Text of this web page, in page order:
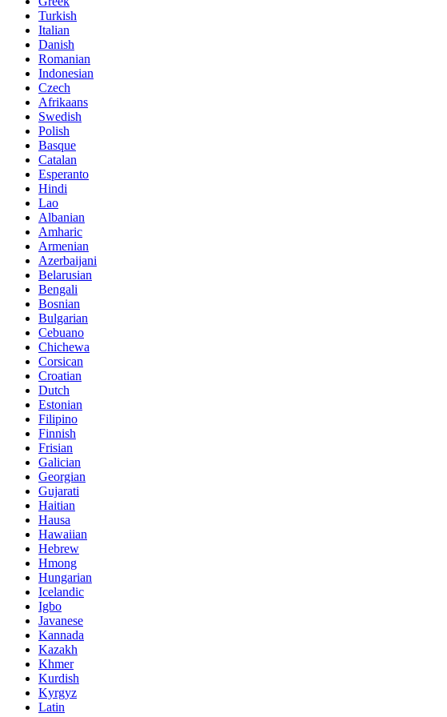
Turkish
Italian
Danish
Romanian
Indonesian
Czech
Afrikaans
Swedish
Polish
Basque
Catalan
Esperanto
Hindi
Lao
Albanian
Amharic
Armenian
Azerbaijani
Belarusian
Bengali
Bosnian
Bulgarian
Cebuano
Chichewa
Corsican
Croatian
Dutch
Estonian
Filipino
Finnish
Frisian
Galician
Georgian
Gujarati
Haitian
Hausa
Hawaiian
Hebrew
Hmong
Hungarian
Icelandic
Igbo
Javanese
Kannada
Kazakh
Khmer
Kurdish
Kyrgyz
Latin